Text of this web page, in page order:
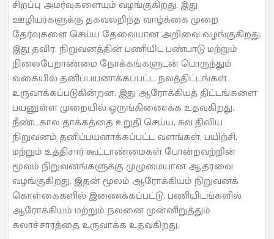
சிறப்பு அமர்வுகளையும் வழங்குகிறது. இது
ஊழியர்களுக்கு தகவலறிந்த வாழ்க்கை முறை
தேர்வுகளை செய்ய தேவையான அறிவை வழங்குகிறது.
இது தவிர, நிறுவனத்தின் பணியிட பண்பாடு மற்றும்
நிலைபேறாண்மை நோக்கங்களுடன் பொருந்தும்
வகையில் தனிப்பயனாக்கப்பட்ட நலத்திட்டங்கள்
உருவாக்கப்படுகின்றன. இது ஆரோக்கியத் திட்டங்களை
பயனுள்ள முறையில் ஒருங்கிணைக்க உதவுகிறது.
நீண்டகால தாக்கத்தை உறுதி செய்ய, சுவ திவிய
நிறுவனம் தனிப்பயனாக்கப்பட்ட வளங்கள், பயிற்சி,
மற்றும் உத்திசார் கூட்டாண்மைகள் போன்றவற்றின்
மூலம் நிறுவனங்களுக்கு முழுமையான ஆதரவை
வழங்குகிறது. இதன் மூலம் ஆரோக்கியம் நிறுவனக்
கொள்கைகளில் இணைக்கப்பட்டு, பணியிடங்களில்
ஆரோக்கியம் மற்றும் நலனை முன்னிறுத்தும்
கலாச்சாரத்தை உருவாக்க உதவகிறது.